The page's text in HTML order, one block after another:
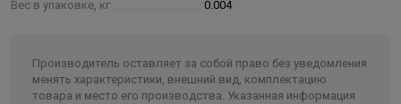
Вес в упаковке, кг 0.004
Производитель оставляет за собой право без уведомления
менять характеристики, внешний вид, комплектацию
товара и место его производства. Указанная информация